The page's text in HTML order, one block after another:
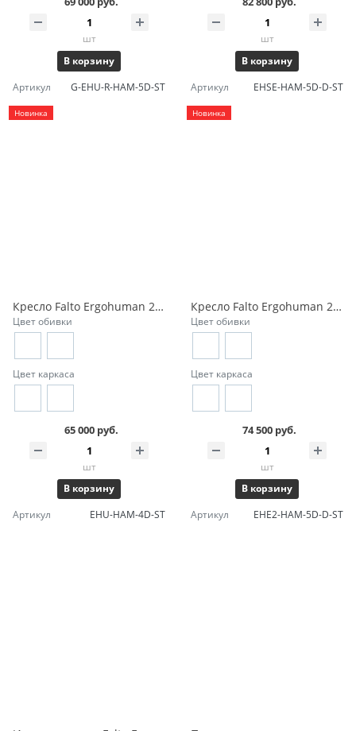
шт
В корзину
Артикул
G-EHU-R-HAM-5D-ST
шт
В корзину
Артикул
EHSE-HAM-5D-D-ST
Новинка
Кресло Falto Ergohuman 2 Ultra ST
Цвет обивки
Цвет каркаса
65 000 руб.
шт
В корзину
Артикул
EHU-HAM-4D-ST
Новинка
Кресло Falto Ergohuman 2 Elite ST
Цвет обивки
Цвет каркаса
74 500 руб.
шт
В корзину
Артикул
EHE2-HAM-5D-D-ST